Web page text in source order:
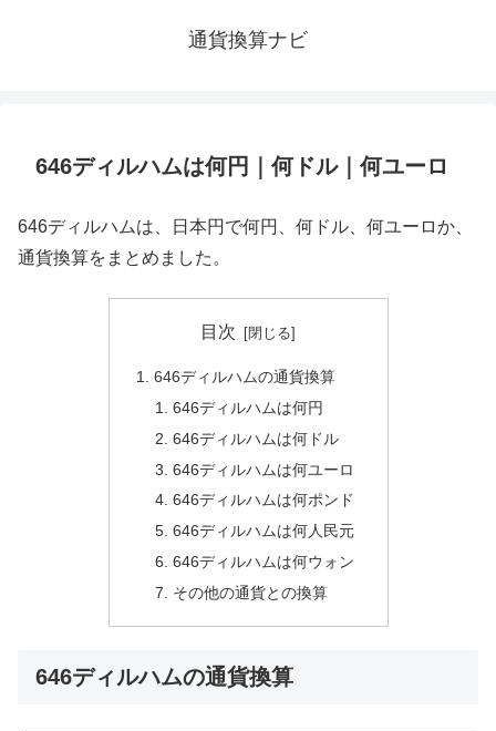
通貨換算ナビ
646ディルハムは何円｜何ドル｜何ユーロ
646ディルハムは、日本円で何円、何ドル、何ユーロか、
通貨換算をまとめました。
目次
646ディルハムの通貨換算
646ディルハムは何円
646ディルハムは何ドル
646ディルハムは何ユーロ
646ディルハムは何ポンド
646ディルハムは何人民元
646ディルハムは何ウォン
その他の通貨との換算
646ディルハムの通貨換算